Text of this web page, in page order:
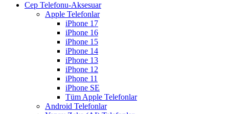
Cep Telefonu-Aksesuar
Apple Telefonlar
iPhone 17
iPhone 16
iPhone 15
iPhone 14
iPhone 13
iPhone 12
iPhone 11
iPhone SE
Tüm Apple Telefonlar
Android Telefonlar